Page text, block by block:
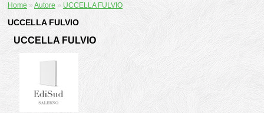
Home » Autore » UCCELLA FULVIO
UCCELLA FULVIO
UCCELLA FULVIO